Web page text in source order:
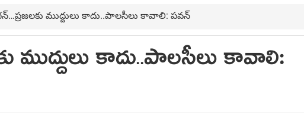
ముద్దులు కాదు..పాలసీలు కావాలి: పవన్
ముద్దులు కాదు..పాలసీలు కావాలి: